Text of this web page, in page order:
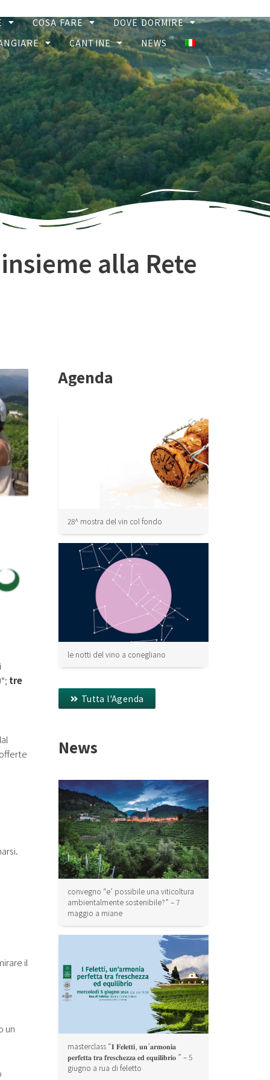
COSA FARE
DOVE DORMIRE
CANTINE NEWS
alla Rete
tre
il
un
Agenda
28^ mostra del vin col fondo
le notti del vino a conegliano
Tutta l'Agenda
News
convegno “e’ possibile una viticoltura
ambientalmente sostenibile?” – 7
maggio a miane
masterclass “𝐈 𝐅𝐞𝐥𝐞𝐭𝐭𝐢, 𝐮𝐧’𝐚𝐫𝐦𝐨𝐧𝐢𝐚
𝐩𝐞𝐫𝐟𝐞𝐭𝐭𝐚 𝐭𝐫𝐚 𝐟𝐫𝐞𝐬𝐜𝐡𝐞𝐳𝐳𝐚 𝐞𝐝 𝐞𝐪𝐮𝐢𝐥𝐢𝐛𝐫𝐢𝐨 ” – 5
giugno a rua di feletto